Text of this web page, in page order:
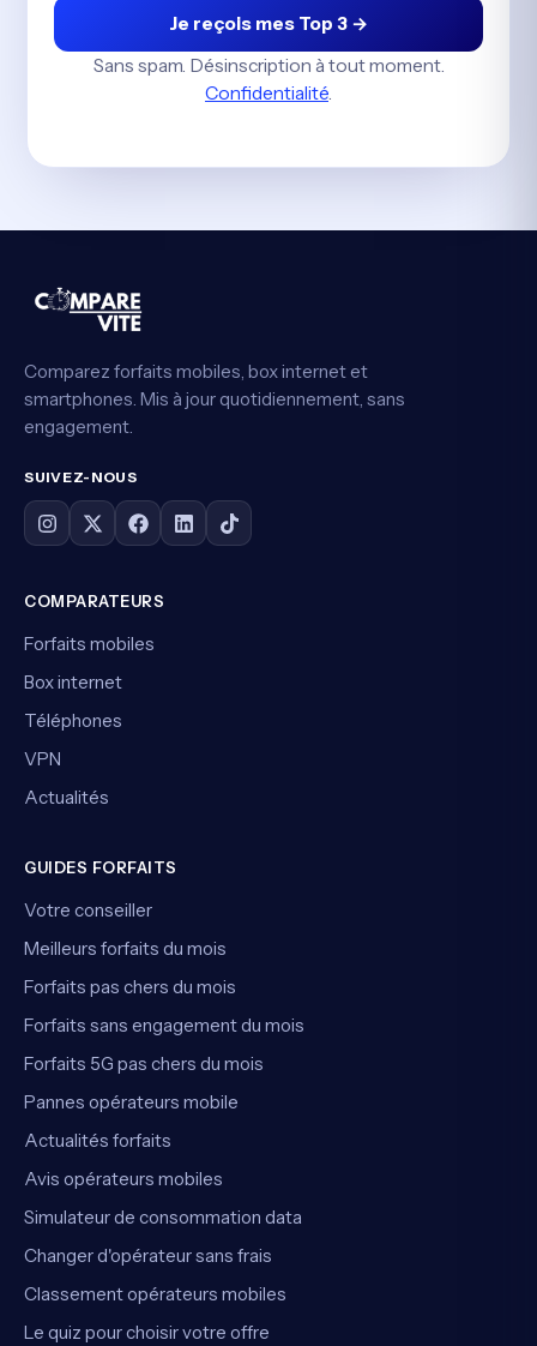
Je reçois mes Top 3 →
Sans spam. Désinscription à tout moment.
Confidentialité.
Comparez forfaits mobiles, box internet et
smartphones. Mis à jour quotidiennement, sans
engagement.
SUIVEZ-NOUS
COMPARATEURS
Forfaits mobiles
Box internet
Téléphones
VPN
Actualités
GUIDES FORFAITS
Votre conseiller
Meilleurs forfaits du mois
Forfaits pas chers du mois
Forfaits sans engagement du mois
Forfaits 5G pas chers du mois
Pannes opérateurs mobile
Actualités forfaits
Avis opérateurs mobiles
Simulateur de consommation data
Changer d'opérateur sans frais
Classement opérateurs mobiles
Le quiz pour choisir votre offre